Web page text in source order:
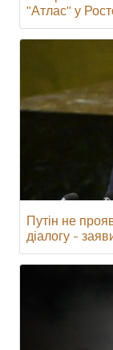
"Атлас" у
Путін не
діалогу -